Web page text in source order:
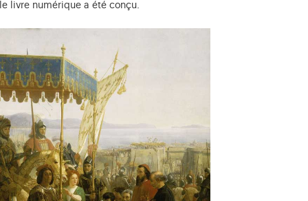
livre numérique a été conçu.